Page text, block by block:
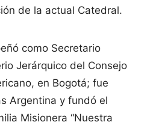
de la actual Catedral.
como Secretario
Jerárquico del Consejo
en Bogotá; fue
Argentina y fundó el
Misionera “Nuestra